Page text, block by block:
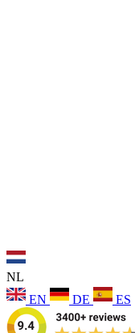
NL
EN
DE ES